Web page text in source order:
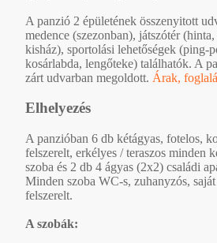
A panzió 2 épületének összenyitott
medence (szezonban), játszótér
kisház), sportolási lehetőségek (ping-
kosárlabda, lengőteke) találhatók. A
zárt udvarban megoldott. Árak,
Elhelyezés
A panzióban 6 db kétágyas, fotelos,
felszerelt, erkélyes / teraszos minden
szoba és 2 db 4 ágyas (2x2) családi
Minden szoba WC-s, zuhanyzós,
felszerelt.
A szobák: